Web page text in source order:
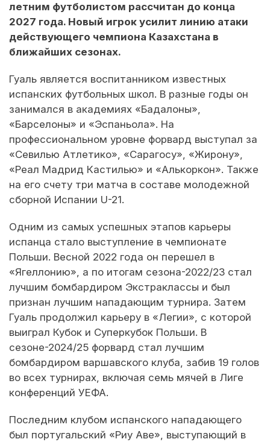
летним футболистом рассчитан до конца
2027 года. Новый игрок усилит линию атаки
действующего чемпиона Казахстана в
ближайших сезонах.
Гуаль является воспитанником известных
испанских футбольных школ. В разные годы он
занимался в академиях «Бадалоны»,
«Барселоны» и «Эспаньола». На
профессиональном уровне форвард выступал за
«Севилью Атлетико», «Сарагосу», «Жирону»,
«Реал Мадрид Кастилью» и «Алькоркон». Также
на его счету три матча в составе молодежной
сборной Испании U-21.
Одним из самых успешных этапов карьеры
испанца стало выступление в чемпионате
Польши. Весной 2022 года он перешел в
«Ягеллонию», а по итогам сезона-2022/23 стал
лучшим бомбардиром Экстраклассы и был
признан лучшим нападающим турнира. Затем
Гуаль продолжил карьеру в «Легии», с которой
выиграл Кубок и Суперкубок Польши. В
сезоне-2024/25 форвард стал лучшим
бомбардиром варшавского клуба, забив 19 голов
во всех турнирах, включая семь мячей в Лиге
конференций УЕФА.
Последним клубом испанского нападающего
был португальский «Риу Аве», выступающий в